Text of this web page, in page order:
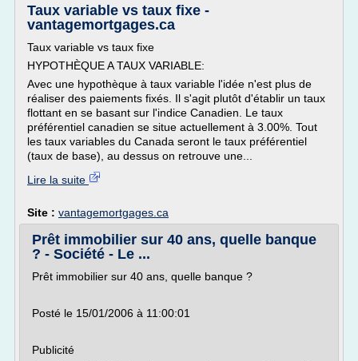
Taux variable vs taux fixe -
vantagemortgages.ca
Taux variable vs taux fixe
HYPOTHÈQUE A TAUX VARIABLE:
Avec une hypothèque à taux variable l'idée n'est plus de
réaliser des paiements fixés. Il s'agit plutôt d'établir un taux
flottant en se basant sur l'indice Canadien. Le taux
préférentiel canadien se situe actuellement à 3.00%. Tout
les taux variables du Canada seront le taux préférentiel
(taux de base), au dessus on retrouve une...
Lire la suite
Site : vantagemortgages.ca
Prêt immobilier sur 40 ans, quelle banque
? - Société - Le ...
Prêt immobilier sur 40 ans, quelle banque ?
Posté le 15/01/2006 à 11:00:01
Publicité